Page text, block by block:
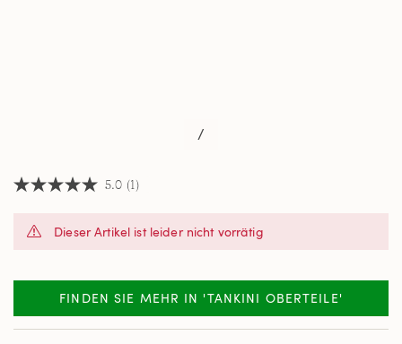
/
5.0
Sternen,
Bewertung.
Review.
Link
5.0 (1)
Dieser Artikel ist leider nicht vorrätig
FINDEN SIE MEHR IN 'TANKINI OBERTEILE'